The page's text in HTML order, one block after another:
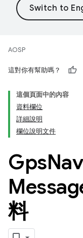
AOSP
這對你有幫助嗎？
這個頁面中的內容
資料欄位
詳細說明
欄位說明文件
Gps
料